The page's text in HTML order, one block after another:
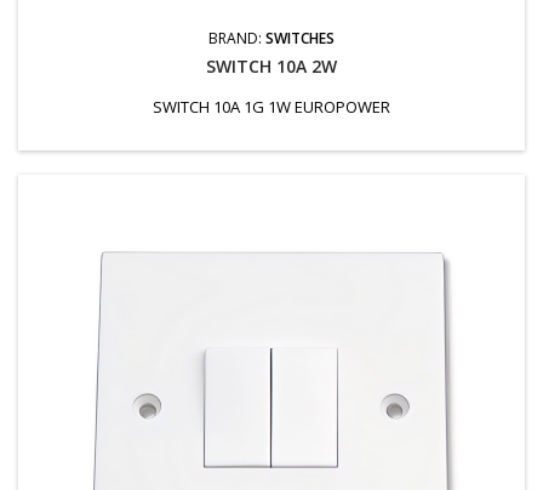
BRAND: SWITCHES
SWITCH 10A 2W
SWITCH 10A 1G 1W EUROPOWER